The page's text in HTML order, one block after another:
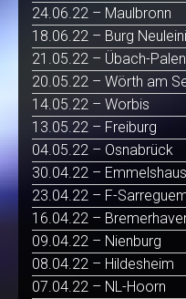
24.06.22 – Maulbronn
18.06.22 – Burg
21.05.22 – Übach-
20.05.22 – Wörth am
14.05.22 – Worbis
13.05.22 – Freiburg
04.05.22 – Osnabrück
30.04.22 –
23.04.22 – F-
16.04.22 –
09.04.22 – Nienburg
08.04.22 – Hildesheim
07.04.22 – NL-Hoorn